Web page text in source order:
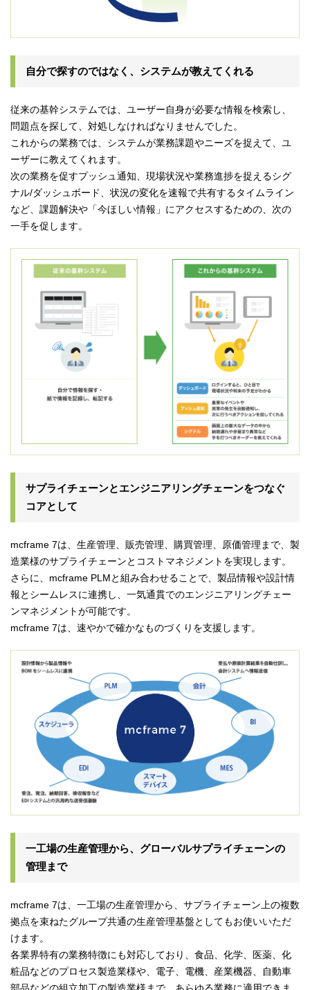
自分で探すのではなく、システムが教えてくれる
従来の基幹システムでは、ユーザー自身が必要な情報を検索し、
問題点を探して、対処しなければなりませんでした。
これからの業務では、システムが業務課題やニーズを捉えて、ユ
ーザーに教えてくれます。
次の業務を促すプッシュ通知、現場状況や業務進捗を捉えるシグ
ナル/ダッシュボード、状況の変化を速報で共有するタイムライン
など、課題解決や「今ほしい情報」にアクセスするための、次の
一手を促します。
サプライチェーンとエンジニアリングチェーンをつなぐ
コアとして
mcframe 7は、生産管理、販売管理、購買管理、原価管理まで、製
造業様のサプライチェーンとコストマネジメントを実現します。
さらに、mcframe PLMと組み合わせることで、製品情報や設計情
報とシームレスに連携し、一気通貫でのエンジニアリングチェー
ンマネジメントが可能です。
mcframe 7は、速やかで確かなものづくりを支援します。
一工場の生産管理から、グローバルサプライチェーンの
管理まで
mcframe 7は、一工場の生産管理から、サプライチェーン上の複数
拠点を束ねたグループ共通の生産管理基盤としてもお使いいただ
けます。
各業界特有の業務特徴にも対応しており、食品、化学、医薬、化
粧品などのプロセス製造業様や、電子、電機、産業機器、自動車